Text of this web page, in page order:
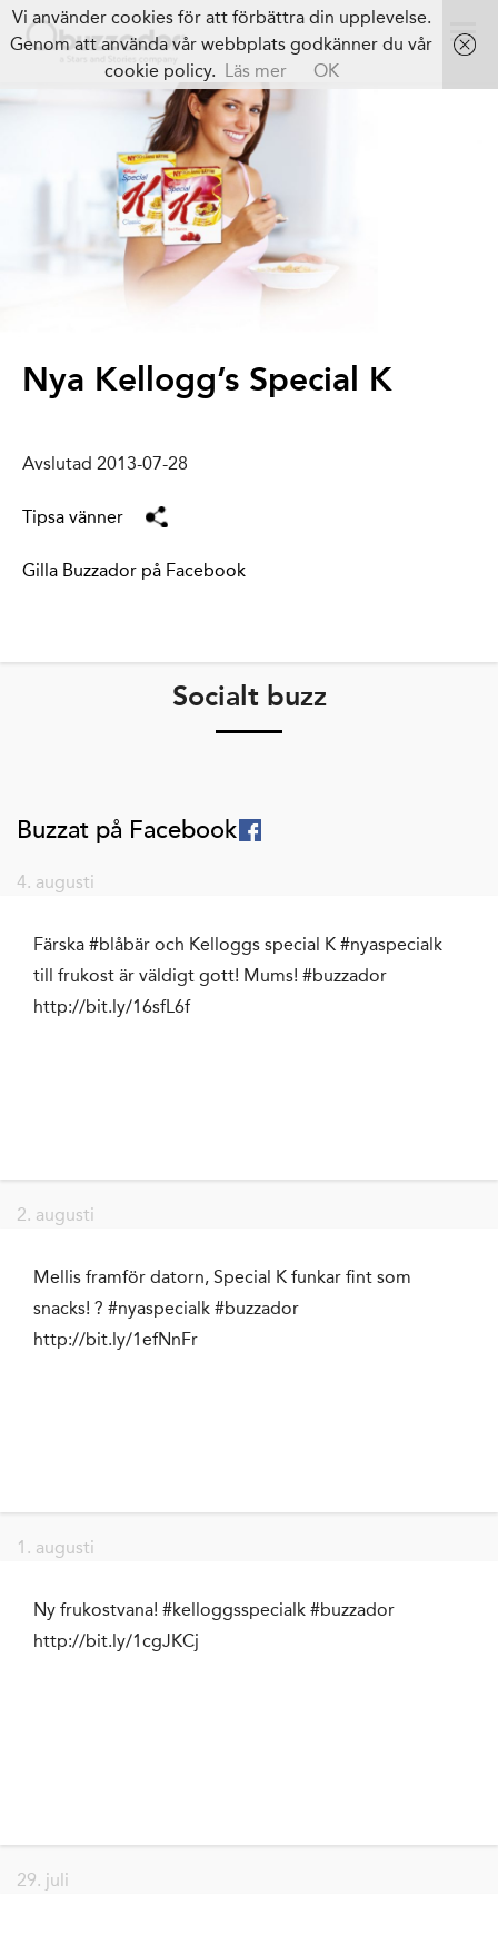
Nya Kellogg’s Special K
Avslutad 2013-07-28
Tipsa vänner
Gilla Buzzador på Facebook
Socialt buzz
Buzzat på Facebook
4. augusti
Färska #blåbär och Kelloggs special K #nyaspecialk
till frukost är väldigt gott! Mums! #buzzador
http://bit.ly/16sfL6f
2. augusti
Mellis framför datorn, Special K funkar fint som
snacks! ? #nyaspecialk #buzzador
http://bit.ly/1efNnFr
1. augusti
Ny frukostvana! #kelloggsspecialk #buzzador
http://bit.ly/1cgJKCj
29. juli
Vi använder cookies för att förbättra din upplevelse.
Genom att använda vår webbplats godkänner du vår
cookie policy. Läs mer OK